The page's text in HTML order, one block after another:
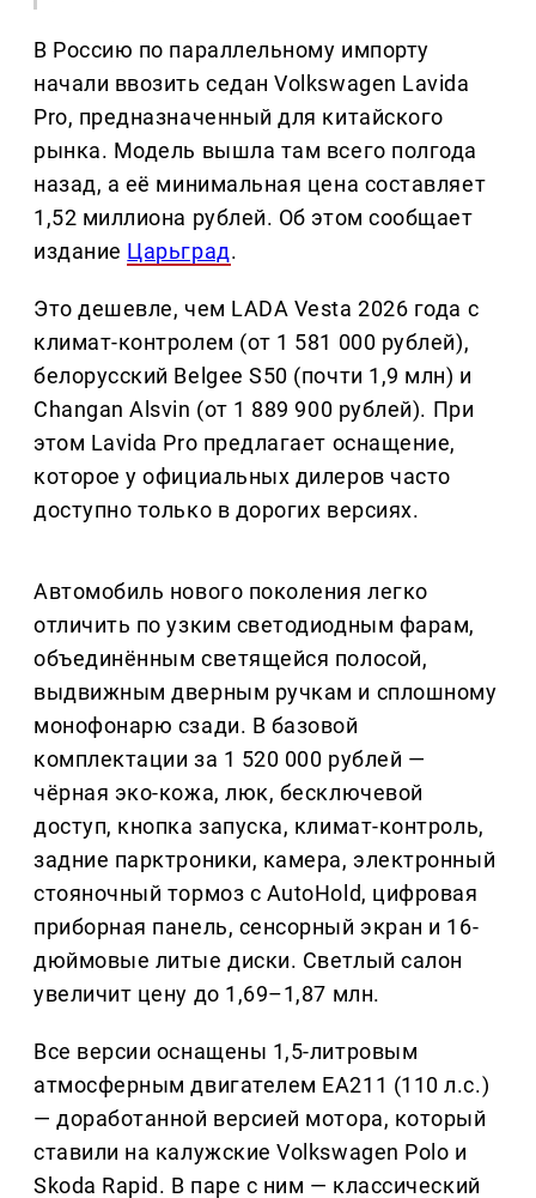
В Россию по параллельному импорту
начали ввозить седан Volkswagen Lavida
Pro, предназначенный для китайского
рынка. Модель вышла там всего полгода
назад, а её минимальная цена составляет
1,52 миллиона рублей. Об этом сообщает
издание Царьград.
Это дешевле, чем LADA Vesta 2026 года с
климат-контролем (от 1 581 000 рублей),
белорусский Belgee S50 (почти 1,9 млн) и
Changan Alsvin (от 1 889 900 рублей). При
этом Lavida Pro предлагает оснащение,
которое у официальных дилеров часто
доступно только в дорогих версиях.
Автомобиль нового поколения легко
отличить по узким светодиодным фарам,
объединённым светящейся полосой,
выдвижным дверным ручкам и сплошному
монофонарю сзади. В базовой
комплектации за 1 520 000 рублей —
чёрная эко-кожа, люк, бесключевой
доступ, кнопка запуска, климат-контроль,
задние парктроники, камера, электронный
стояночный тормоз с AutoHold, цифровая
приборная панель, сенсорный экран и 16-
дюймовые литые диски. Светлый салон
увеличит цену до 1,69–1,87 млн.
Все версии оснащены 1,5-литровым
атмосферным двигателем EA211 (110 л.с.)
— доработанной версией мотора, который
ставили на калужские Volkswagen Polo и
Skoda Rapid. В паре с ним — классический